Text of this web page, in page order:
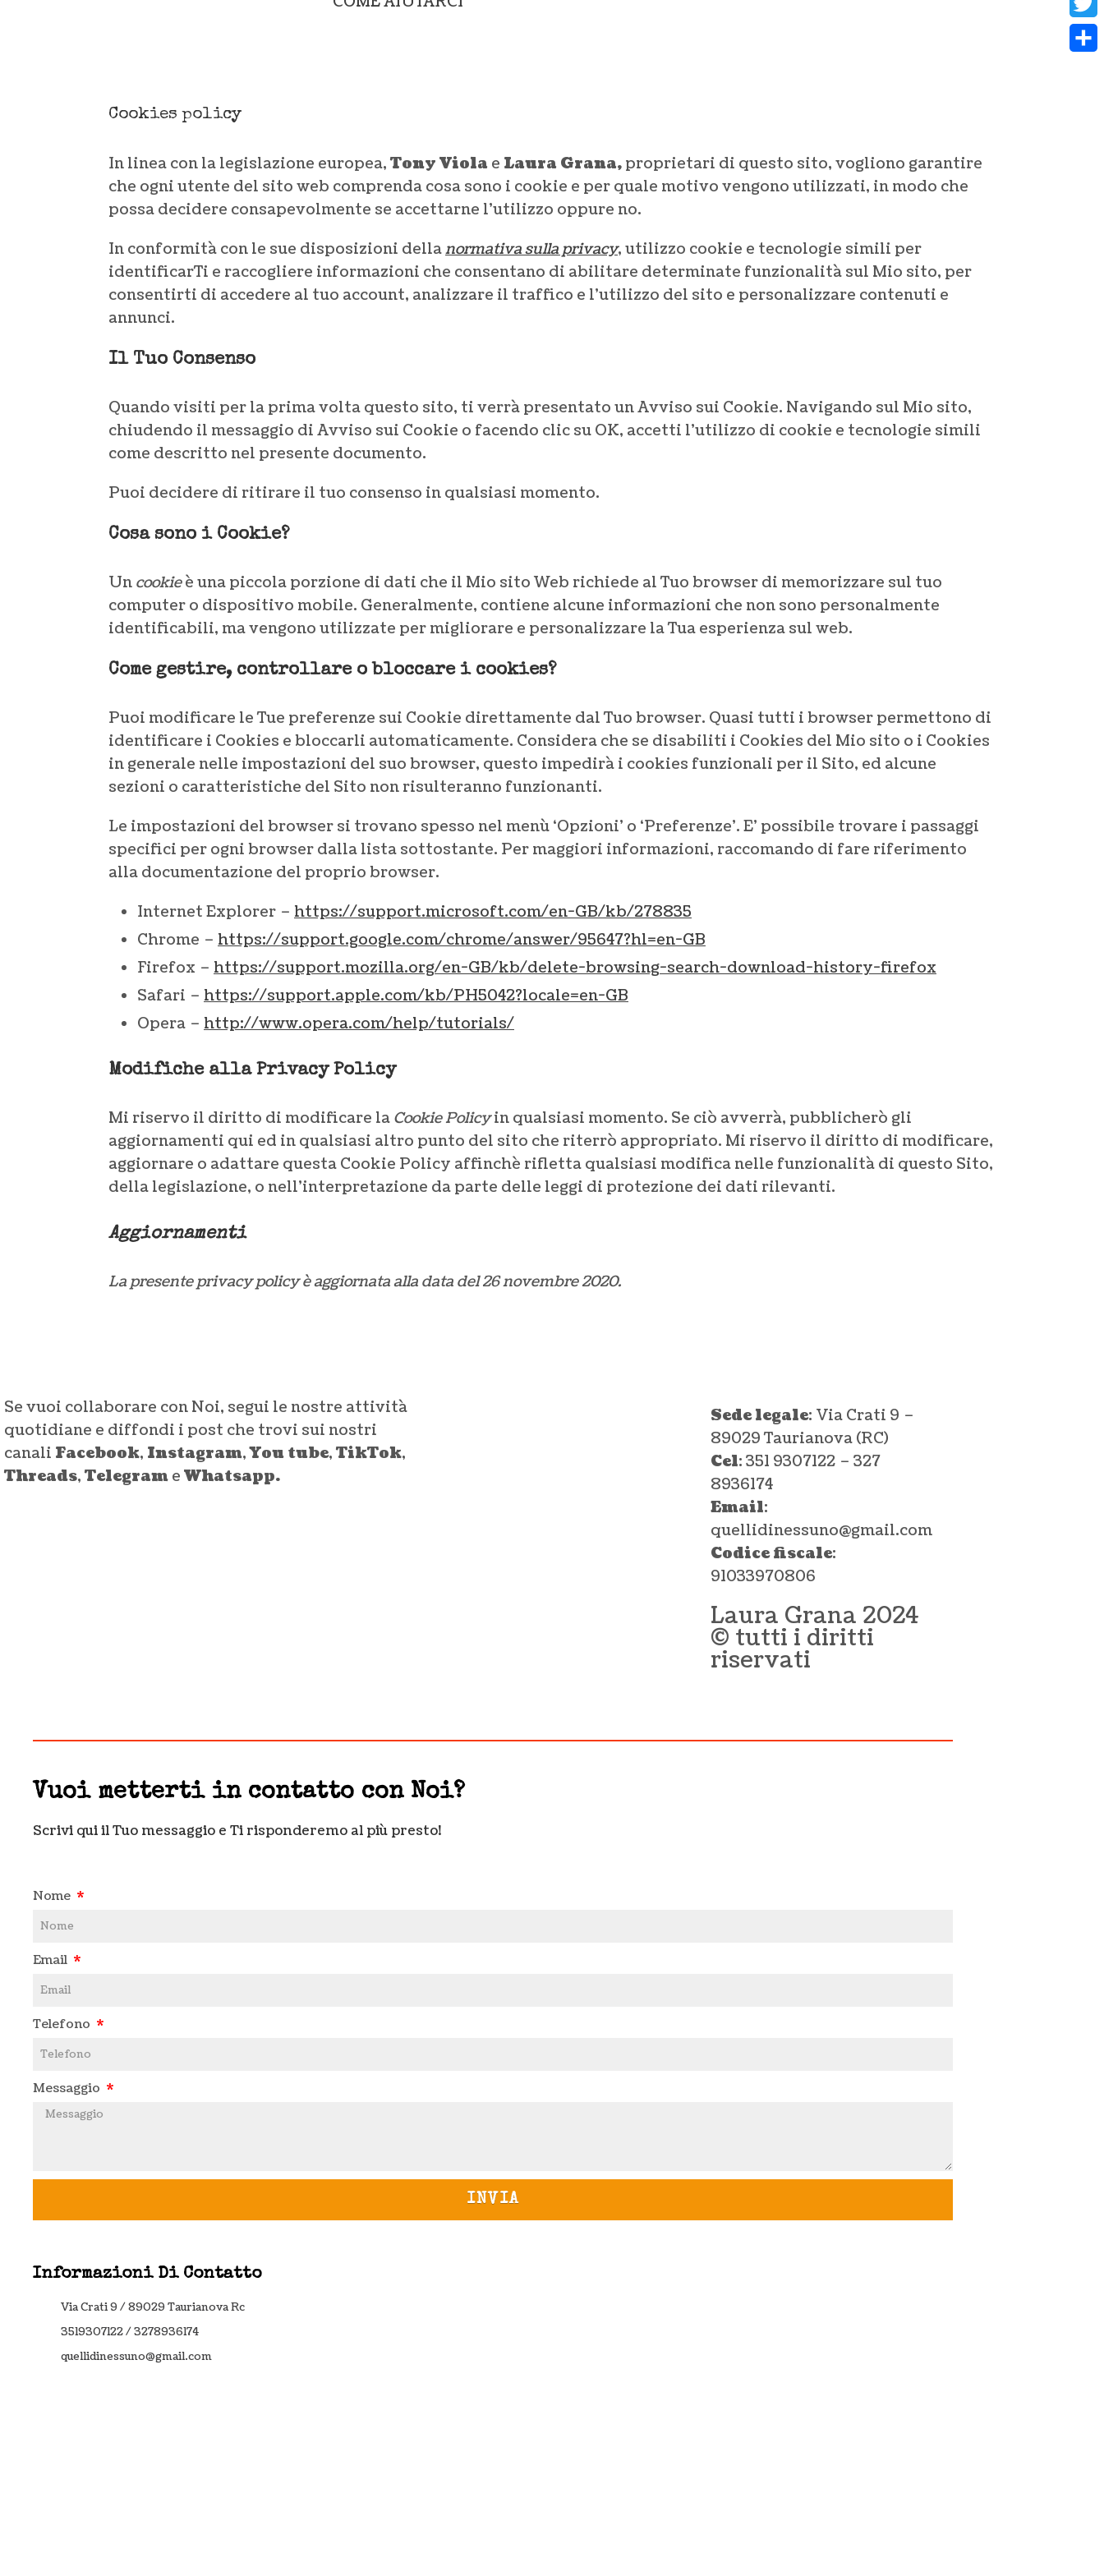
Cookies policy
In linea con la legislazione europea, Tony Viola e Laura Grana, proprietari di questo sito, vogliono garantire
che ogni utente del sito web comprenda cosa sono i cookie e per quale motivo vengono utilizzati, in modo che
possa decidere consapevolmente se accettarne l’utilizzo oppure no.
In conformità con le sue disposizioni dellanormativa sulla privacy, utilizzo cookie e tecnologie simili per
identificarTi e raccogliere informazioni che consentano di abilitare determinate funzionalità sul Mio sito, per
consentirti di accedere al tuo account, analizzare il traffico e l’utilizzo del sito e personalizzare contenuti e
annunci.
Il Tuo Consenso
Quando visiti per la prima volta questo sito, ti verrà presentato un Avviso sui Cookie. Navigando sul Mio sito,
chiudendo il messaggio di Avviso sui Cookie o facendo clic su OK, accetti l’utilizzo di cookie e tecnologie simili
come descritto nel presente documento.
Puoi decidere di ritirare il tuo consenso in qualsiasi momento.
Cosa sono i Cookie?
Un cookieè una piccola porzione di dati che il Mio sito Web richiede al Tuo browser di memorizzare sul tuo
computer o dispositivo mobile. Generalmente, contiene alcune informazioni che non sono personalmente
identificabili, ma vengono utilizzate per migliorare e personalizzare la Tua esperienza sul web.
Come gestire, controllare o bloccare i cookies?
Puoi modificare le Tue preferenze sui Cookie direttamente dal Tuo browser. Quasi tutti i browser permettono di
identificare i Cookies e bloccarli automaticamente. Considera che se disabiliti i Cookies del Mio sito o i Cookies
in generale nelle impostazioni del suo browser, questo impedirà i cookies funzionali per il Sito, ed alcune
sezioni o caratteristiche del Sito non risulteranno funzionanti.
Le impostazioni del browser si trovano spesso nel menù ‘Opzioni’ o ‘Preferenze’. E’ possibile trovare i passaggi
specifici per ogni browser dalla lista sottostante. Per maggiori informazioni, raccomando di fare riferimento
alla documentazione del proprio browser.
Internet Explorer – https://support.microsoft.com/en-GB/kb/278835
Chrome – https://support.google.com/chrome/answer/95647?hl=en-GB
Firefox – https://support.mozilla.org/en-GB/kb/delete-browsing-search-download-history-firefox
Safari – https://support.apple.com/kb/PH5042?locale=en-GB
Opera – http://www.opera.com/help/tutorials/
Modifiche alla Privacy Policy
Mi riservo il diritto di modificare la Cookie Policyin qualsiasi momento. Se ciò avverrà, pubblicherò gli
aggiornamenti qui ed in qualsiasi altro punto del sito che riterrò appropriato. Mi riservo il diritto di modificare,
aggiornare o adattare questa Cookie Policy affinchè rifletta qualsiasi modifica nelle funzionalità di questo Sito,
della legislazione, o nell’interpretazione da parte delle leggi di protezione dei dati rilevanti.
Aggiornamenti
La presente privacy policy è aggiornata alla data del 26 novembre 2020.
Se vuoi collaborare con Noi, segui le nostre attività
quotidiane e diffondi i post che trovi sui nostri
canali Facebook, Instagram,You tube, TikTok,
Threads, Telegram e Whatsapp.
Sede legale: Via Crati 9 –
89029 Taurianova (RC)
Cel: 351 9307122 – 327
8936174
Email:
quellidinessuno@gmail.com
Codice fiscale:
91033970806
Laura Grana 2024
© tutti i diritti
riservati
Vuoi metterti in contatto con Noi?
Scrivi qui il Tuo messaggio e Ti risponderemo al più presto!
Nome
Email
Telefono
Messaggio
INVIA
Informazioni Di Contatto
Via Crati 9 / 89029 Taurianova Rc
3519307122 / 3278936174
quellidinessuno@gmail.com